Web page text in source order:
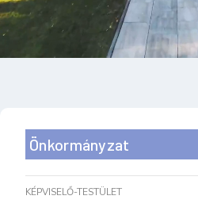
Önkormányzat
KÉPVISELŐ-TESTÜLET